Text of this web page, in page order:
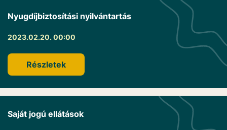
Nyugdíjbiztosítási nyilvántartás
2023.02.20. 00:00
Részletek
Saját jogú ellátások